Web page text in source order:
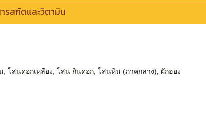
รสกัดและวิตามิน
สนดอกเหลือง, โสน กินดอก, โสนหิน (ภาคกลาง), ผักฮอง